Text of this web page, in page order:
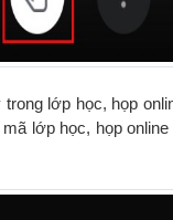
lớp học, họp
lớp học, họp